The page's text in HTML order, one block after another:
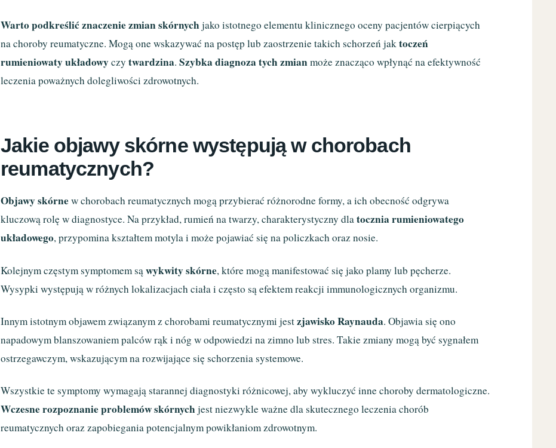
Warto podkreślić znaczenie zmian skórnych jako istotnego elementu klinicznego oceny pacjentów cierpiących
na choroby reumatyczne. Mogą one wskazywać na postęp lub zaostrzenie takich schorzeń jaktoczeń
rumieniowaty układowyczytwardzina.Szybka diagnoza tych zmianmoże znacząco wpłynąć na efektywność
leczenia poważnych dolegliwości zdrowotnych.
Jakie objawy skórne występują w chorobach
reumatycznych?
Objawy skórnew chorobach reumatycznych mogą przybierać różnorodne formy, a ich obecność odgrywa
kluczową rolę w diagnostyce. Na przykład, rumień na twarzy, charakterystyczny dlatocznia rumieniowatego
układowego, przypomina kształtem motyla i może pojawiać się na policzkach oraz nosie.
Kolejnym częstym symptomem sąwykwity skórne, które mogą manifestować się jako plamy lub pęcherze.
Wysypki występują w różnych lokalizacjach ciała i często są efektem reakcji immunologicznych organizmu.
Innym istotnym objawem związanym z chorobami reumatycznymi jestzjawisko Raynauda. Objawia się ono
napadowym blanszowaniem palców rąk i nóg w odpowiedzi na zimno lub stres. Takie zmiany mogą być sygnałem
ostrzegawczym, wskazującym na rozwijające się schorzenia systemowe.
Wszystkie te symptomy wymagają starannej diagnostyki różnicowej, aby wykluczyć inne choroby dermatologiczne.
Wczesne rozpoznanie problemów skórnych jest niezwykle ważne dla skutecznego leczenia chorób
reumatycznych oraz zapobiegania potencjalnym powikłaniom zdrowotnym.